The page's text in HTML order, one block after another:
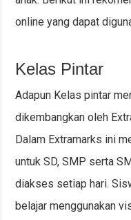
online yang dapat
Kelas Pintar
Adapun Kelas pintar
dikembangkan oleh
Dalam Extramarks ini
untuk SD, SMP serta
diakses setiap hari.
belajar menggunakan